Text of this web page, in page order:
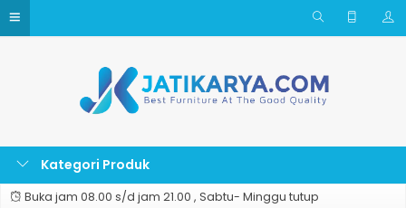
Kategori Produk
Buka jam 08.00 s/d jam 21.00 , Sabtu- Minggu tutup